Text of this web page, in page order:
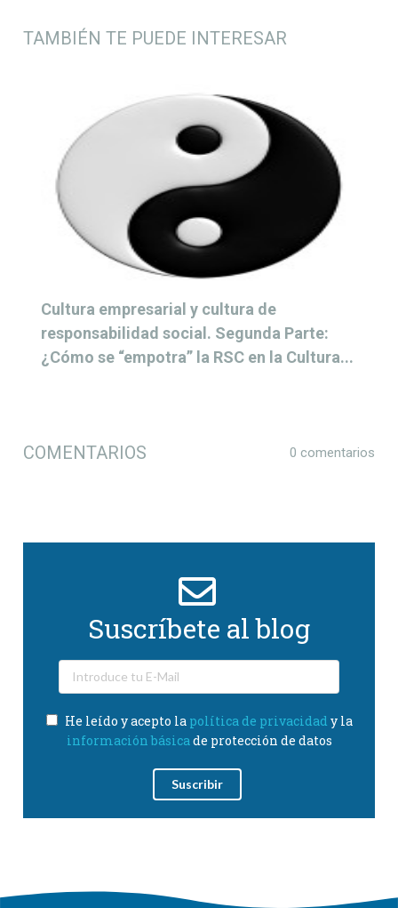
TAMBIÉN TE PUEDE INTERESAR
Cultura empresarial y cultura de
responsabilidad social. Segunda Parte:
¿Cómo se “empotra” la RSC en la Cultura...
COMENTARIOS 0 comentarios
Suscríbete al blog
He leído y acepto la política de privacidad y la
información básicade protección de datos